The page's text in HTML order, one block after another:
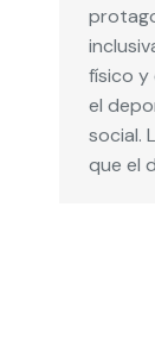
físico y
el
social.
que el